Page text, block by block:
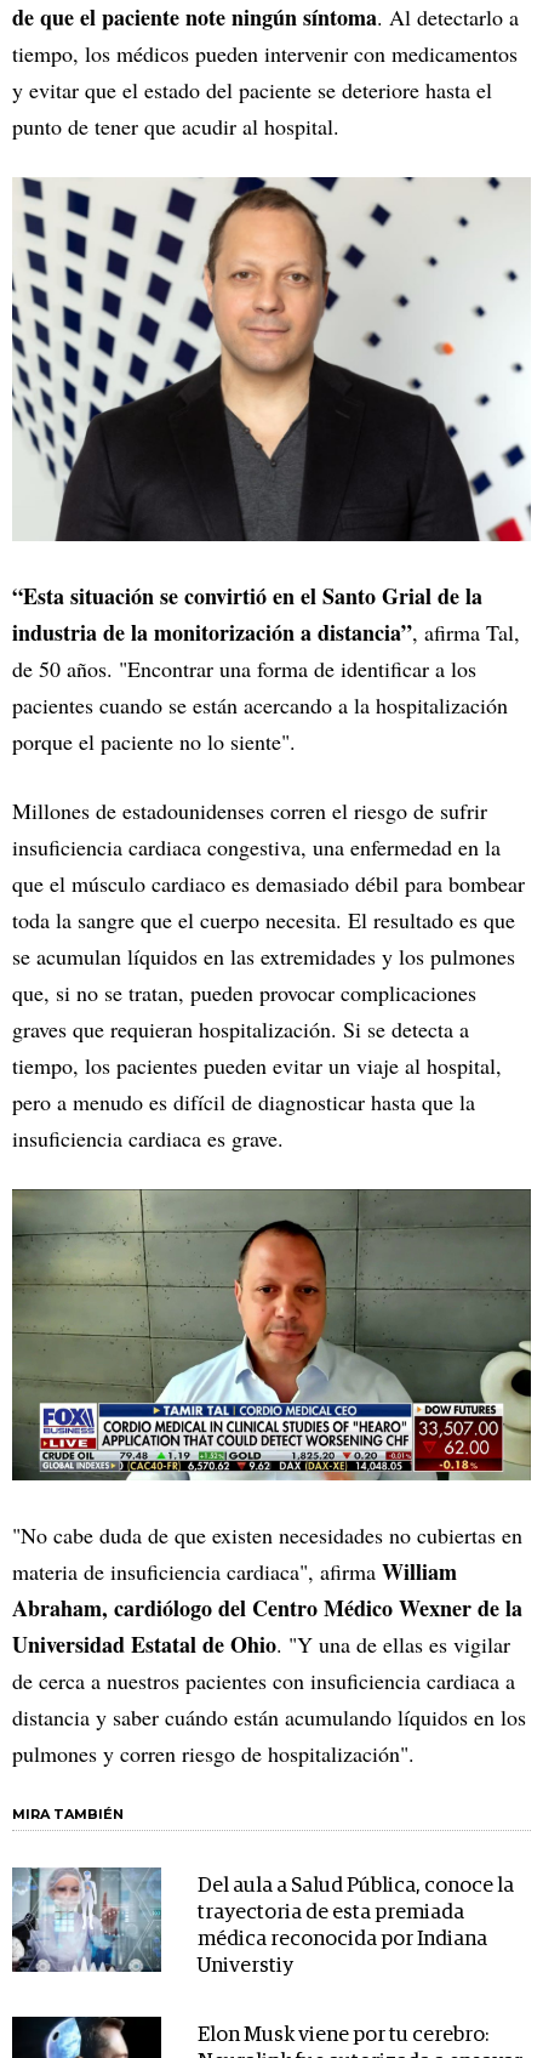
de que el paciente note ningún síntoma. Al detectarlo a
tiempo, los médicos pueden intervenir con medicamentos
y evitar que el estado del paciente se deteriore hasta el
punto de tener que acudir al hospital.
“Esta situación se convirtió en el Santo Grial de la
industria de la monitorización a distancia”, afirma Tal,
de 50 años. "Encontrar una forma de identificar a los
pacientes cuando se están acercando a la hospitalización
porque el paciente no lo siente".
Millones de estadounidenses corren el riesgo de sufrir
insuficiencia cardiaca congestiva, una enfermedad en la
que el músculo cardiaco es demasiado débil para bombear
toda la sangre que el cuerpo necesita. El resultado es que
se acumulan líquidos en las extremidades y los pulmones
que, si no se tratan, pueden provocar complicaciones
graves que requieran hospitalización. Si se detecta a
tiempo, los pacientes pueden evitar un viaje al hospital,
pero a menudo es difícil de diagnosticar hasta que la
insuficiencia cardiaca es grave.
"No cabe duda de que existen necesidades no cubiertas en
materia de insuficiencia cardiaca", afirma William
Abraham, cardiólogo del Centro Médico Wexner de la
Universidad Estatal de Ohio. "Y una de ellas es vigilar
de cerca a nuestros pacientes con insuficiencia cardiaca a
distancia y saber cuándo están acumulando líquidos en los
pulmones y corren riesgo de hospitalización".
MIRA TAMBIÉN
Del aula a Salud Pública, conoce la
trayectoria de esta premiada
médica reconocida por Indiana
Universtiy
Elon Musk viene por tu cerebro: